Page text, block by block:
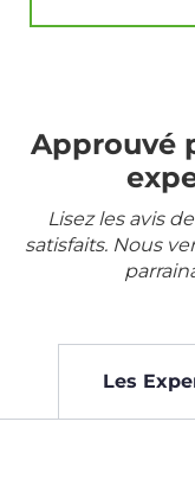
Approuvé
Lisez les avis
satisfaits. Nous
Les